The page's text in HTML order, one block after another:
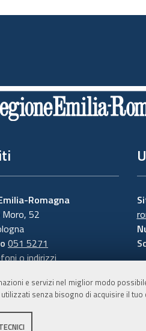
e servizi nel miglior modo
senza bisogno di acquisire il
Romagna
Moro, 52
051 5271
o indirizzi